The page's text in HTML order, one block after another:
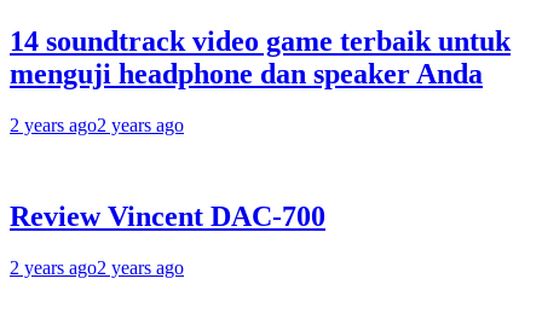
14 soundtrack video game terbaik untuk
menguji headphone dan speaker Anda
2 years ago2 years ago
Review Vincent DAC-700
2 years ago2 years ago